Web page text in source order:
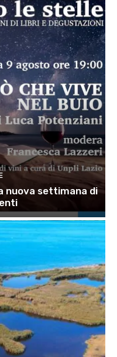
nuova settimana di